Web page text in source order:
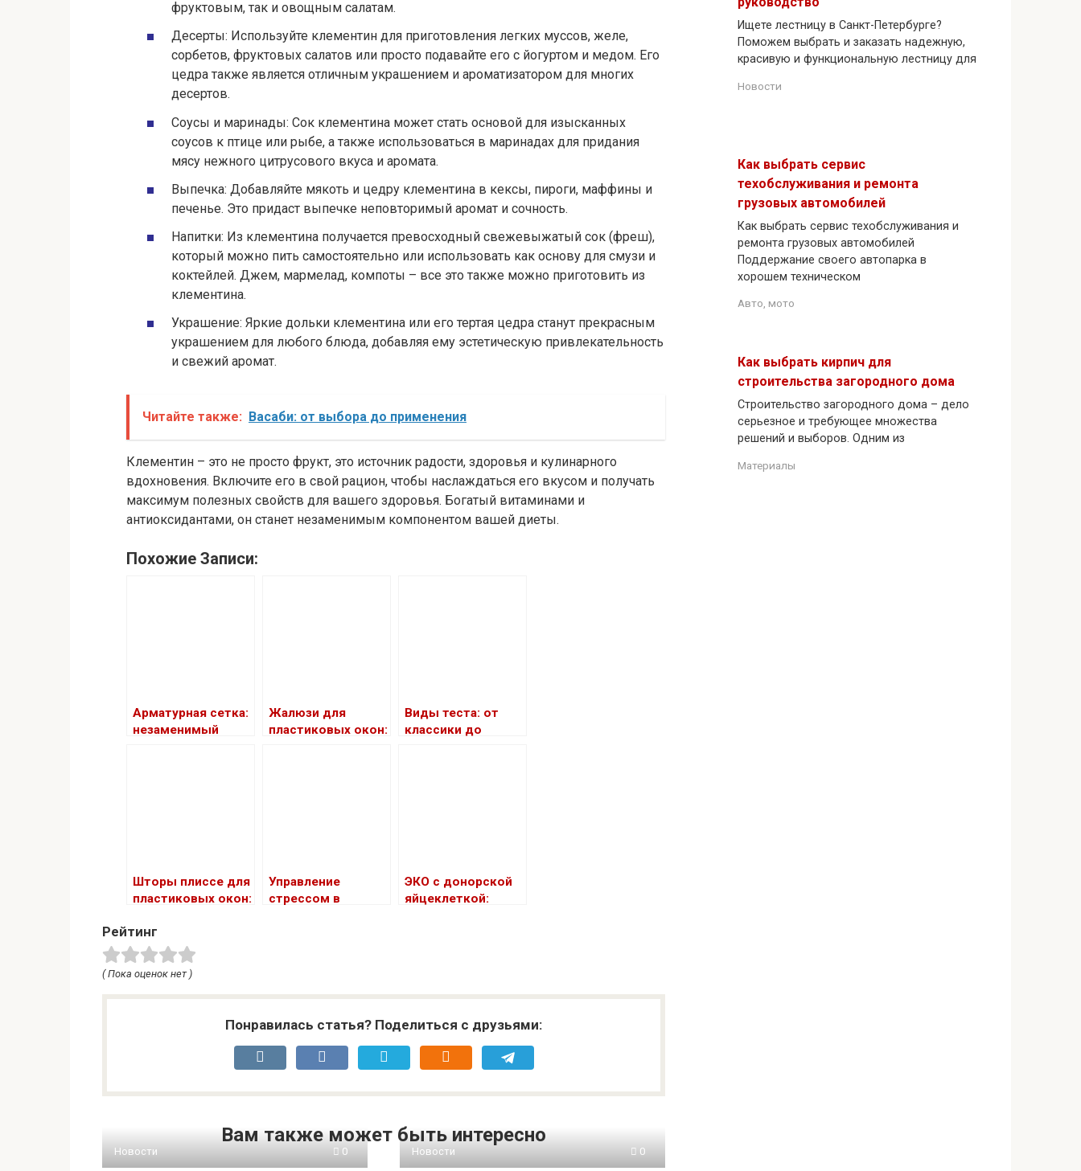
фруктовым, так и овощным салатам.
Десерты: Используйте клементин для приготовления легких муссов, желе,
сорбетов, фруктовых салатов или просто подавайте его с йогуртом и медом. Его
цедра также является отличным украшением и ароматизатором для многих
десертов.
Соусы и маринады: Сок клементина может стать основой для изысканных
соусов к птице или рыбе, а также использоваться в маринадах для придания
мясу нежного цитрусового вкуса и аромата.
Выпечка: Добавляйте мякоть и цедру клементина в кексы, пироги, маффины и
печенье. Это придаст выпечке неповторимый аромат и сочность.
Напитки: Из клементина получается превосходный свежевыжатый сок (фреш),
который можно пить самостоятельно или использовать как основу для смузи и
коктейлей. Джем, мармелад, компоты – все это также можно приготовить из
клементина.
Украшение: Яркие дольки клементина или его тертая цедра станут прекрасным
украшением для любого блюда, добавляя ему эстетическую привлекательность
и свежий аромат.
Читайте также: Васаби: от выбора до применения
Клементин – это не просто фрукт, это источник радости, здоровья и кулинарного
вдохновения. Включите его в свой рацион, чтобы наслаждаться его вкусом и получать
максимум полезных свойств для вашего здоровья. Богатый витаминами и
антиоксидантами, он станет незаменимым компонентом вашей диеты.
Похожие Записи:
Арматурная сетка:
незаменимый
Жалюзи для
пластиковых окон:
Виды теста: от
классики до
Шторы плиссе для
пластиковых окон:
разновидности,
материалы и
установка
Управление
стрессом в
ЭКО с донорской
яйцеклеткой:
Рейтинг
( Пока оценок нет )
Понравилась статья? Поделиться с друзьями:
Вам также может быть интересно
Новости 0 Новости 0
Ищете лестницу в Санкт-Петербурге?
Поможем выбрать и заказать надежную,
красивую и функциональную лестницу для
Новости
Как выбрать сервис
техобслуживания и ремонта
грузовых автомобилей
Как выбрать сервис техобслуживания и
ремонта грузовых автомобилей
Поддержание своего автопарка в
хорошем техническом
Авто, мото
Как выбрать кирпич для
строительства загородного дома
Строительство загородного дома – дело
серьезное и требующее множества
решений и выборов. Одним из
Материалы